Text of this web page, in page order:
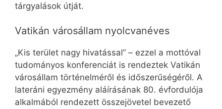
tárgyalások útját.
Vatikán városállam nyolcvanéves
„Kis terület nagy hivatással” – ezzel a mottóval
tudományos konferenciát is rendeztek Vatikán
városállam történelméről és időszerűségéről. A
lateráni egyezmény aláírásának 80. évfordulója
alkalmából rendezett összejövetel bevezető